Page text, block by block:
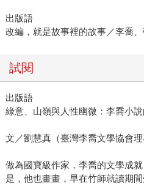
出版語
改編，就是故事裡的故事／李喬
試閱
出版語
綠意、山嶺與人性幽微：李喬小
文／劉慧真（臺灣李喬文學協會理
做為國寶級作家，李喬的文學成
是，他也畫畫，早在竹師就讀期